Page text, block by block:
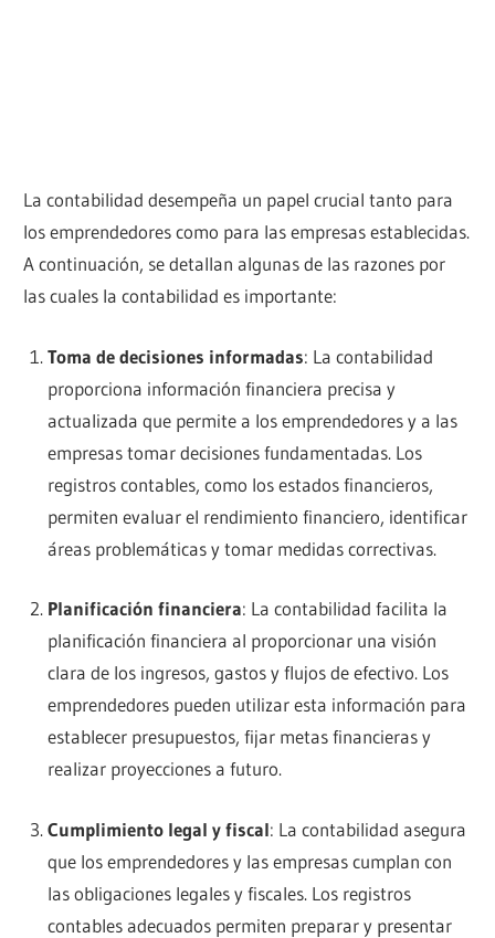
La contabilidad desempeña un papel crucial tanto para
los emprendedores como para las empresas establecidas.
A continuación, se detallan algunas de las razones por
las cuales la contabilidad es importante:
Toma de decisiones informadas: La contabilidad
proporciona información financiera precisa y
actualizada que permite a los emprendedores y a las
empresas tomar decisiones fundamentadas. Los
registros contables, como los estados financieros,
permiten evaluar el rendimiento financiero, identificar
áreas problemáticas y tomar medidas correctivas.
Planificación financiera: La contabilidad facilita la
planificación financiera al proporcionar una visión
clara de los ingresos, gastos y flujos de efectivo. Los
emprendedores pueden utilizar esta información para
establecer presupuestos, fijar metas financieras y
realizar proyecciones a futuro.
Cumplimiento legal y fiscal: La contabilidad asegura
que los emprendedores y las empresas cumplan con
las obligaciones legales y fiscales. Los registros
contables adecuados permiten preparar y presentar